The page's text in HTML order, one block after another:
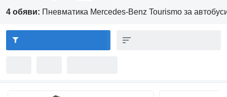
4 обяви: Пневматика Mercedes-Benz Tourismo за